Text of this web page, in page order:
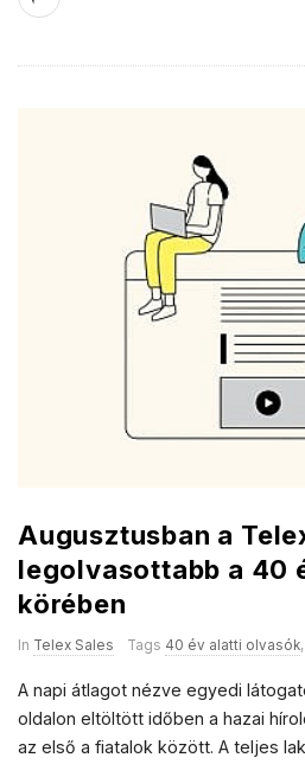
Augusztusban a
legolvasottabb a 40
körében
In Telex Sales Tags 40 év alatti olvasók,
A napi átlagot nézve egyedi
oldalon eltöltött időben a hazai
az első a fiatalok között. A teljes